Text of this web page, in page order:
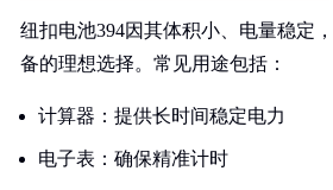
纽扣电池394因其体积小、电量稳定
备的理想选择。常见用途包括：
计算器：提供长时间稳定电力
电子表：确保精准计时